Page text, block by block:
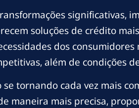
significativas,
soluções de crédito
dos
além de condições
tornando cada vez mais
maneira mais precisa,